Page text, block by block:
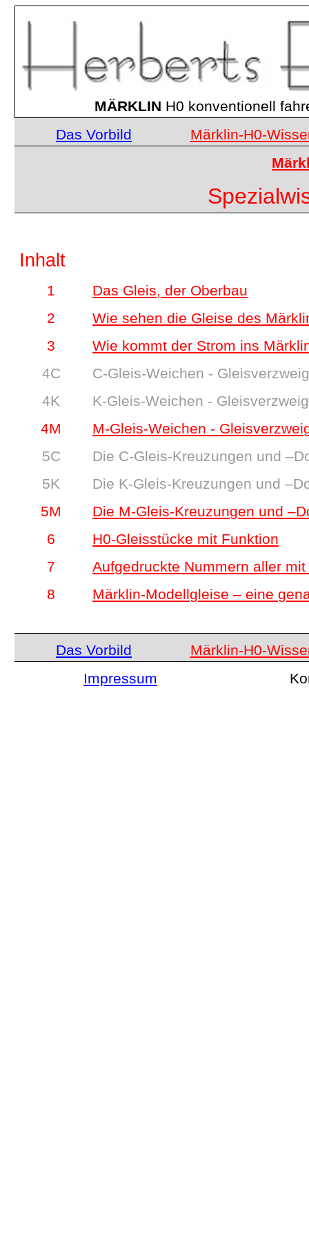
MÄRKLIN H0 konventionell
Das Vorbild
Märklin-H0-
Inhalt
1
Das Gleis, der Oberbau
2
Wie sehen die Gleise des
3
Wie kommt der Strom ins
4C
C-Gleis-Weichen -
4K
K-Gleis-Weichen -
4M
M-Gleis-Weichen -
5C
Die C-Gleis-Kreuzungen und
5K
Die K-Gleis-Kreuzungen und
5M
Die M-Gleis-Kreuzungen und
6
H0-Gleisstücke mit Funktion
7
Aufgedruckte Nummern aller
8
Märklin-Modellgleise – eine
Das Vorbild
Märklin-H0-
Impressum